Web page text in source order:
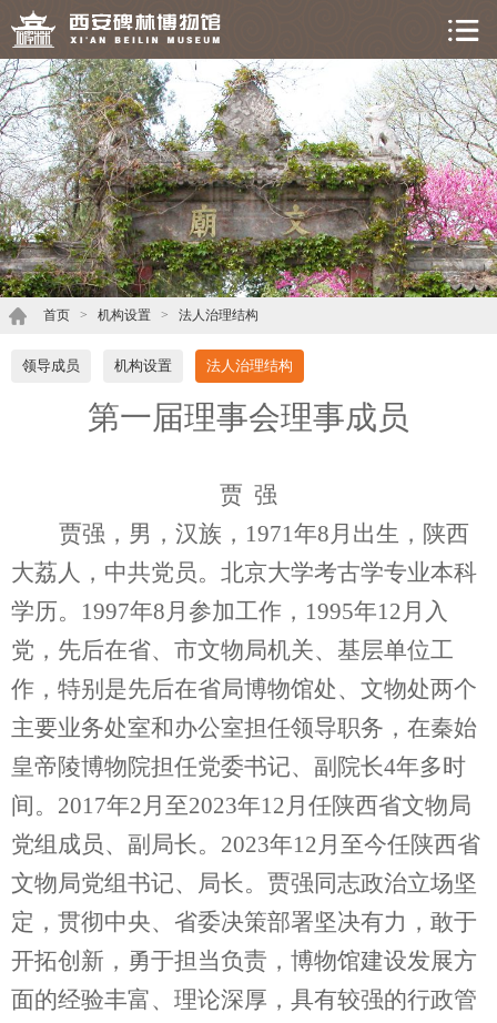
首页 > 机构设置 > 法人治理结构
领导成员 机构设置 法人治理结构
第一届理事会理事成员
贾 强
贾强，男，汉族，1971年8月出生，陕西
大荔人，中共党员。北京大学考古学专业本科
学历。1997年8月参加工作，1995年12月入
党，先后在省、市文物局机关、基层单位工
作，特别是先后在省局博物馆处、文物处两个
主要业务处室和办公室担任领导职务，在秦始
皇帝陵博物院担任党委书记、副院长4年多时
间。2017年2月至2023年12月任陕西省文物局
党组成员、副局长。2023年12月至今任陕西省
文物局党组书记、局长。贾强同志政治立场坚
定，贯彻中央、省委决策部署坚决有力，敢于
开拓创新，勇于担当负责，博物馆建设发展方
面的经验丰富、理论深厚，具有较强的行政管